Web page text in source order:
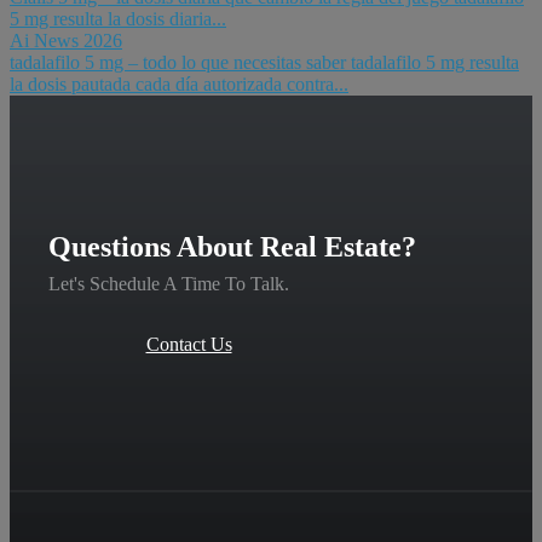
5 mg resulta la dosis diaria...
Ai News 2026
tadalafilo 5 mg – todo lo que necesitas saber tadalafilo 5 mg resulta
la dosis pautada cada día autorizada contra...
Questions About Real Estate?
Let's Schedule A Time To Talk.
Contact Us